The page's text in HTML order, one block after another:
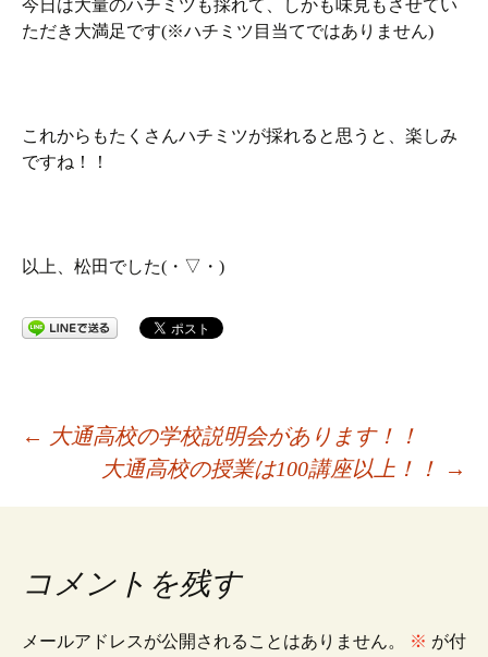
今日は大量のハチミツも採れて、しかも味見もさせてい
ただき大満足です(※ハチミツ目当てではありません)
これからもたくさんハチミツが採れると思うと、楽しみ
ですね！！
以上、松田でした(・▽・)
投
稿
ナ
← 大通高校の学校説明会があります！！
大通高校の授業は100講座以上！！
→
コメントを残す
メールアドレスが公開されることはありません。 ※ が付